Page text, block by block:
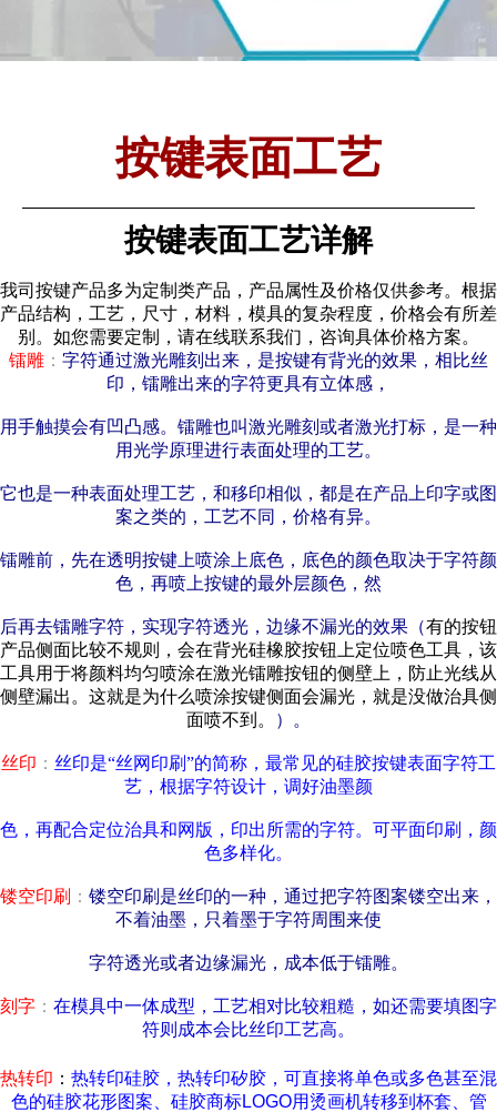
按键表面工艺
按键表面工艺详解
我司按键产品多为定制类产品，产品属性及价格仅供参考。根据
产品结构，工艺，尺寸，材料，模具的复杂程度，价格会有所差
别。如您需要定制，请在线联系我们，咨询具体价格方案。
镭雕 ： 字符通过激光雕刻出来，是按键有背光的效果，相比丝
印，镭雕出来的字符更具有立体感，
用手触摸会有凹凸感。镭雕也叫激光雕刻或者激光打标，是一种
用光学原理进行表面处理的工艺。
它也是一种表面处理工艺，和移印相似，都是在产品上印字或图
案之类的，工艺不同，价格有异。
镭雕前，先在透明按键上喷涂上底色，底色的颜色取决于字符颜
色，再喷上按键的最外层颜色，然
后再去镭雕字符，实现字符透光，边缘不漏光的效果（有的按钮
产品侧面比较不规则，会在背光硅橡胶按钮上定位喷色工具，该
工具用于将颜料均匀喷涂在激光镭雕按钮的侧壁上，防止光线从
侧壁漏出。这就是为什么喷涂按键侧面会漏光，就是没做治具侧
面喷不到。
）。
丝印 ： 丝印是“丝网印刷”的简称，最常见的硅胶按键表面字符工
艺，根据字符设计，调好油墨颜
色，再配合定位治具和网版，印出所需的字符。可平面印刷，颜
色多样化。
镂空印刷 ： 镂空印刷是丝印的一种，通过把字符图案镂空出来，
不着油墨，只着墨于字符周围来使
字符透光或者边缘漏光，成本低于镭雕。
刻字 ： 在模具中一体成型，工艺相对比较粗糙，如还需要填图字
符则成本会比丝印工艺高。
热转印 ： 热转印硅胶，热转印矽胶，可直接将单色或多色甚至混
色的硅胶花形图案、硅胶商标LOGO用烫画机转移到杯套、管